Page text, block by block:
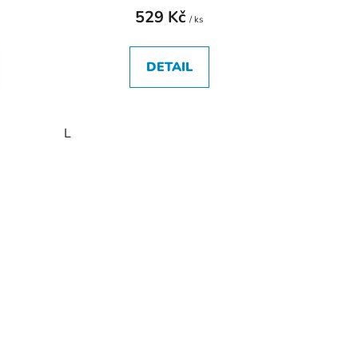
529 Kč/ ks
DETAIL
L